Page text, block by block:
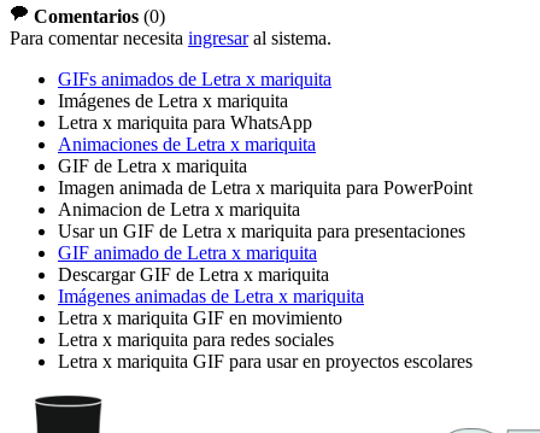
Comentarios (0)
Para comentar necesita ingresaral sistema.
GIFs animados de Letra x mariquita
Imágenes de Letra x mariquita
Letra x mariquita para WhatsApp
Animaciones de Letra x mariquita
GIF de Letra x mariquita
Imagen animada de Letra x mariquita para PowerPoint
Animacion de Letra x mariquita
Usar un GIF de Letra x mariquita para presentaciones
GIF animado de Letra x mariquita
Descargar GIF de Letra x mariquita
Imágenes animadas de Letra x mariquita
Letra x mariquita GIF en movimiento
Letra x mariquita para redes sociales
Letra x mariquita GIF para usar en proyectos escolares